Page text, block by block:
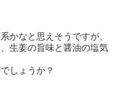
かなと思えそうですが、
生姜の旨味と醤油の塩気
しょうか？